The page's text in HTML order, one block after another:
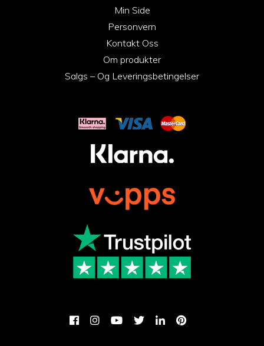
Min Side
Personvern
Kontakt Oss
Om produkter
Salgs – Og Leveringsbetingelser